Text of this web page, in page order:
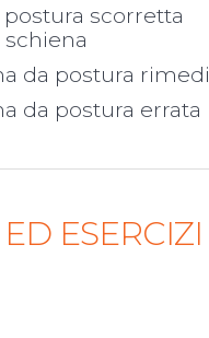
scorretta
da postura rimedi
da postura errata
ESERCIZI